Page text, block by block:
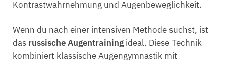
Kontrastwahrnehmung und Augenbeweglichkeit.
Wenn du nach einer intensiven Methode suchst, ist
das russische Augentraining ideal. Diese Technik
kombiniert klassische Augengymnastik mit